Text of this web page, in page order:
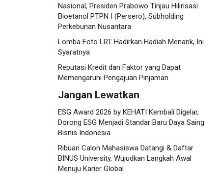
Nasional, Presiden Prabowo Tinjau Hilirisasi
Bioetanol PTPN I (Persero), Subholding
Perkebunan Nusantara
Lomba Foto LRT Hadirkan Hadiah Menarik, Ini
Syaratnya
Reputasi Kredit dan Faktor yang Dapat
Memengaruhi Pengajuan Pinjaman
Jangan Lewatkan
ESG Award 2026 by KEHATI Kembali Digelar,
Dorong ESG Menjadi Standar Baru Daya Saing
Bisnis Indonesia
Ribuan Calon Mahasiswa Datangi & Daftar
BINUS University, Wujudkan Langkah Awal
Menuju Karier Global